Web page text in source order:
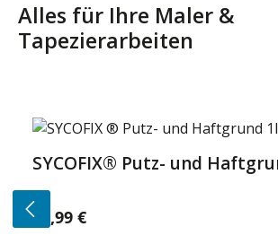
Alles für Ihre Maler &
Tapezierarbeiten
Produktgalerie überspringen
SYCOFIX® Putz- und
Regulärer Preis:
14,99 €